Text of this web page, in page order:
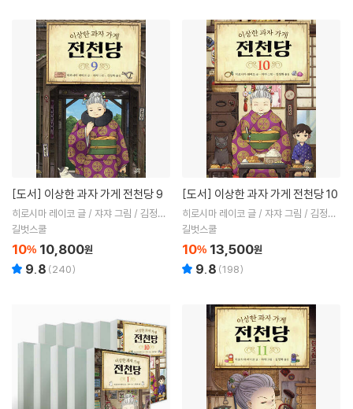
[도서] 이상한 과자 가게 전천당 9
히로시마 레이코 글 / 쟈쟈 그림 / 김정화
역
길벗스쿨
10% 10,800원
9.8 (240)
[도서] 이상한 과자 가게 전천당 10
히로시마 레이코 글 / 쟈쟈 그림 / 김정화
역
길벗스쿨
10% 13,500원
9.8 (198)